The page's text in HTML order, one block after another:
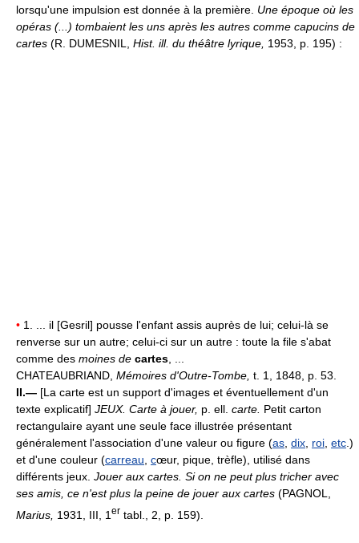
lorsqu'une impulsion est donnée à la première. Une époque où les
opéras (...) tombaient les uns après les autres comme capucins de
cartes (R. DUMESNIL, Hist. ill. du théâtre lyrique, 1953, p. 195) :
• 1. ... il [Gesril] pousse l'enfant assis auprès de lui; celui-là se
renverse sur un autre; celui-ci sur un autre : toute la file s'abat
comme des moines de cartes
CHATEAUBRIAND, Mémoires d'Outre-Tombe, t. 1, 1848, p. 53.
II.— [La carte est un support d'images et éventuellement d'un
texte explicatif] JEUX. Carte à jouer, p. ell. carte. Petit carton
rectangulaire ayant une seule face illustrée présentant
généralement l'association d'une valeur ou figure (as dix roi etc .)
et d'une couleur (carreau cœur, pique, trèfle), utilisé dans
différents jeux. Jouer aux cartes. Si on ne peut plus tricher avec
ses amis, ce n'est plus la peine de jouer aux cartes (PAGNOL,
Marius, 1931, III, 1 er tabl., 2, p. 159).